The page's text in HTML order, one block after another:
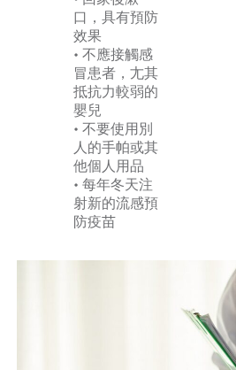
口，具有預防
效果
• 不應接觸感
冒患者，尢其
抵抗力較弱的
嬰兒
• 不要使用別
人的手帕或其
他個人用品
• 每年冬天注
射新的流感預
防疫苗